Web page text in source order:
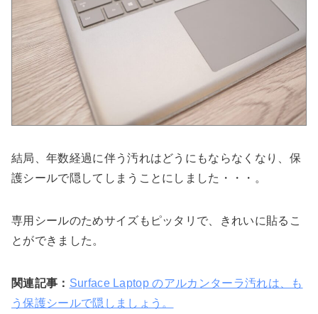
結局、年数経過に伴う汚れはどうにもならなくなり、保
護シールで隠してしまうことにしました・・・。
専用シールのためサイズもピッタリで、きれいに貼るこ
とができました。
関連記事： Surface Laptop のアルカンターラ汚れは、も
う保護シールで隠しましょう。